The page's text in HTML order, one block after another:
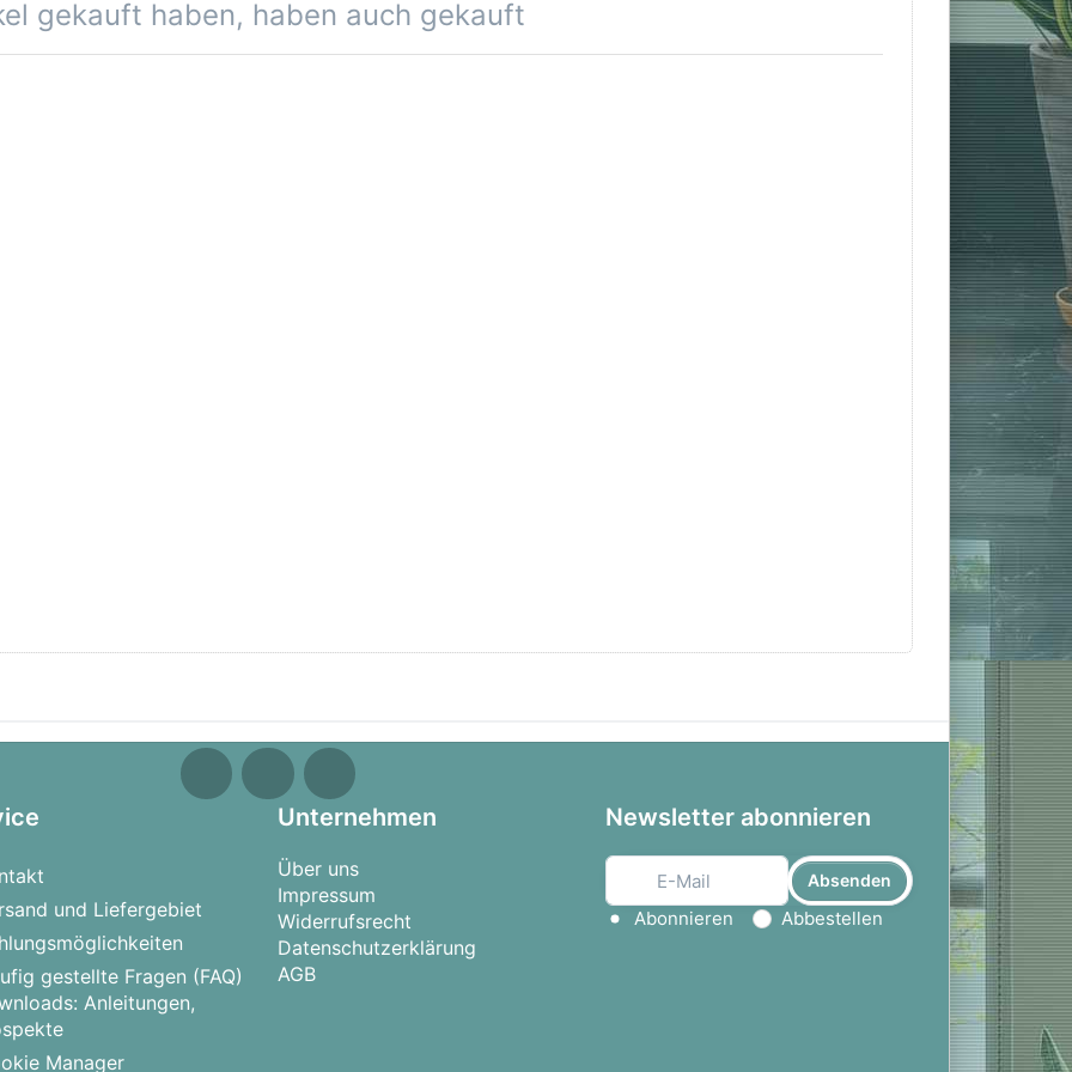
integriert
/ Leuchtband - Breite 296mm / max. Höhe 415mm
gekauft haben, haben auch gekauft
und Liefergebiet
gestellte Fragen (FAQ)
Anleitungen,
Manager
Unternehmen
Über uns
Impressum
Widerrufsrecht
Datenschutzerklärung
AGB
Newsletter abonnieren
Absenden
Aktion wählen
Abonnieren Abbestellen